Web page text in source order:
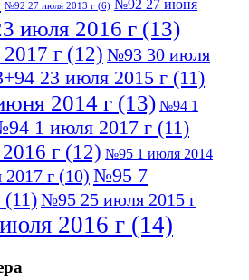
№92 27 июля 2013 г (6) №92 27 июня
июля 2016 г (13)
г (12) №93 30 июля
23 июля 2015 г (11)
2014 г (13) №94 1
1 июля 2017 г (11)
г (12) №95 1 июля 2014
г (10) №95 7
(11)№95 25 июля 2015 г
2016 г (14)